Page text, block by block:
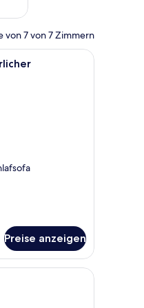
von 7 von 7 Zimmern
Pier und dem Meer.
1 Schlafzimmer (Kaiserlicher
Preise anzeigen
jeder Seite.mit Dachfenster, einem